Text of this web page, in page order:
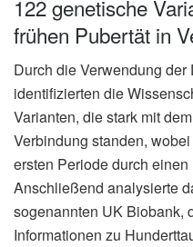
122 genetische
frühen Pubertät in
Durch die Verwendung
identifizierten die
Varianten, die stark mit
Verbindung standen,
ersten Periode durch
Anschließend analysierte
sogenannten UK Biobank,
Informationen zu